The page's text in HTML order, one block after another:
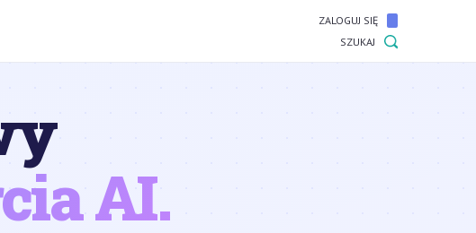
ZALOGUJ SIĘ
SZUKAJ
AI.